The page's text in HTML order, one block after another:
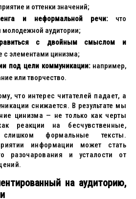
и оттенки значений;
и неформальной речи:что
аудитории;
с двойным смыслом и
с элементами цинизма;
под цели коммуникации:например,
или творчество.
что интерес читателей падает, а
снижается. В результате мы
цинизма — не только как черты
реакции на бесчувственные,
формальные тексты.
информации может стать
разочарования и усталости от
на аудиторию,